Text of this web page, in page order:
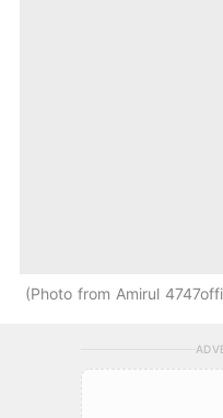
Photo from Amirul